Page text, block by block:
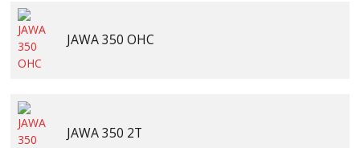
JAWA 350 OHC
JAWA 350 2T